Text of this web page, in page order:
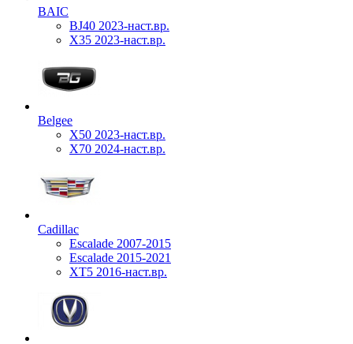
BAIC
BJ40 2023-наст.вр.
X35 2023-наст.вр.
Belgee
X50 2023-наст.вр.
X70 2024-наст.вр.
Cadillac
Escalade 2007-2015
Escalade 2015-2021
XT5 2016-наст.вр.